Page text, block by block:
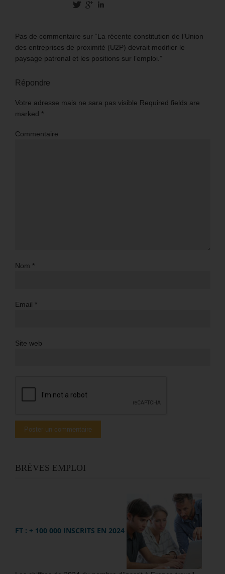
Pas de commentaire sur “La récente constitution de l’Union
des entreprises de proximité (U2P) devrait modifier le
paysage patronal et les positions sur l’emploi.”
Répondre
Votre adresse mais ne sara pas visible Required fields are
marked *
Commentaire
Nom *
Email *
Site web
BRÈVES EMPLOI
FT : + 100 000 INSCRITS EN 2024